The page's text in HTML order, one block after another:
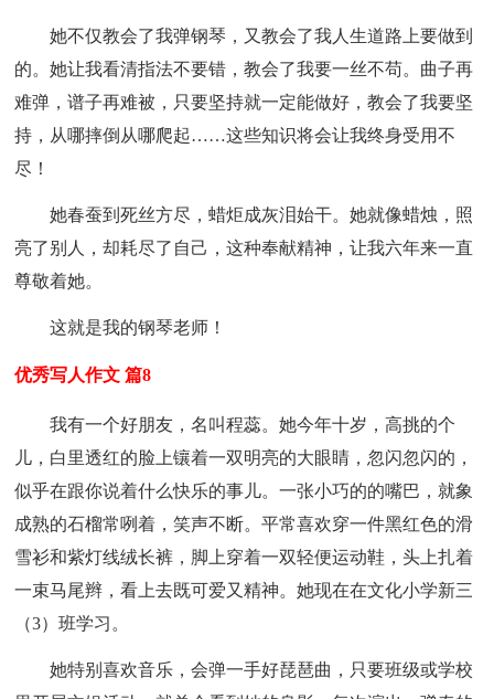
她不仅教会了我弹钢琴，又教会了我人生道路上要做到
的。她让我看清指法不要错，教会了我要一丝不苟。曲子再
难弹，谱子再难被，只要坚持就一定能做好，教会了我要坚
持，从哪摔倒从哪爬起……这些知识将会让我终身受用不
尽！
她春蚕到死丝方尽，蜡炬成灰泪始干。她就像蜡烛，照
亮了别人，却耗尽了自己，这种奉献精神，让我六年来一直
尊敬着她。
这就是我的钢琴老师！
优秀写人作文 篇8
我有一个好朋友，名叫程蕊。她今年十岁，高挑的个
儿，白里透红的脸上镶着一双明亮的大眼睛，忽闪忽闪的，
似乎在跟你说着什么快乐的事儿。一张小巧的的嘴巴，就象
成熟的石榴常咧着，笑声不断。平常喜欢穿一件黑红色的滑
雪衫和紫灯线绒长裤，脚上穿着一双轻便运动鞋，头上扎着
一束马尾辫，看上去既可爱又精神。她现在在文化小学新三
（3）班学习。
她特别喜欢音乐，会弹一手好琵琶曲，只要班级或学校